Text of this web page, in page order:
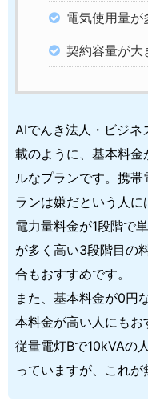
電気使用量が
契約容量が大
AIでんき法人・ビジ
載のように、基本料
ルなプランです。携
ランは嫌だという人に
電力量料金が1段階で
が多く高い3段階目の
合もおすすめです。
また、基本料金が0円
本料金が高い人にも
従量電灯Bで10kVAの
っていますが、これが